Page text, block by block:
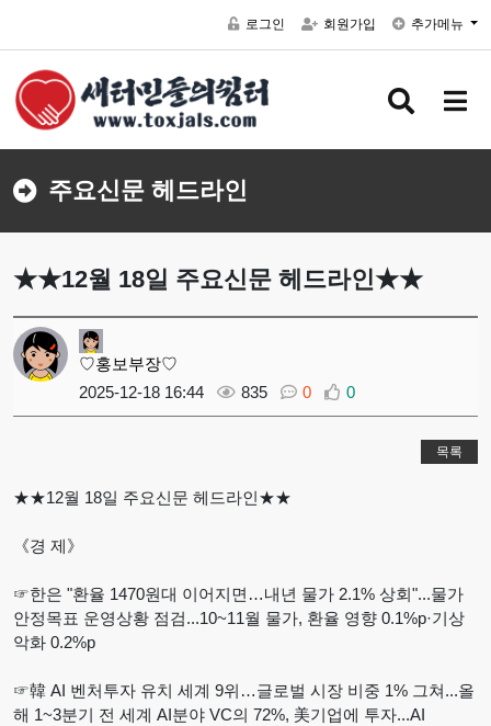
로그인 회원가입 추가메뉴
검색 버
메
주요신문 헤드라인
★★12월 18일 주요신문 헤드라인★★
♡홍보부장♡
2025-12-18 16:44
835 0 0
목록
★★12월 18일 주요신문 헤드라인★★
《경 제》
☞한은 "환율 1470원대 이어지면…내년 물가 2.1% 상회"...물가
안정목표 운영상황 점검...10~11월 물가, 환율 영향 0.1%p·기상
악화 0.2%p
☞韓 AI 벤처투자 유치 세계 9위…글로벌 시장 비중 1% 그쳐...올
해 1~3분기 전 세계 AI분야 VC의 72%, 美기업에 투자...AI